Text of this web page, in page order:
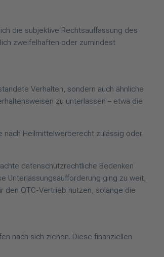
die subjektive Rechtsauffassung des
zweifelhaften oder zumindest
Verhalten, sondern auch ähnliche
zu unterlassen – etwa die
nach Heilmittelwerberecht zulässig oder
datenschutzrechtliche Bedenken
Unterlassungsaufforderung ging zu weit,
den OTC-Vertrieb nutzen, solange die
nach sich ziehen. Diese finanziellen